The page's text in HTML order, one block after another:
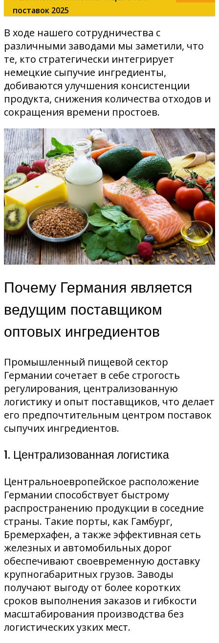
поставок 2025
В ходе нашего сотрудничества с
различными заводами мы заметили, что
те, кто стратегически интегрирует
немецкие сыпучие ингредиенты,
добиваются улучшения консистенции
продукта, снижения количества отходов и
сокращения времени простоев.
Почему Германия является
ведущим поставщиком
оптовых ингредиентов
Промышленный пищевой сектор
Германии сочетает в себе строгость
регулирования, централизованную
логистику и опыт поставщиков, что делает
его предпочтительным центром поставок
сыпучих ингредиентов.
1. Централизованная логистика
Центральноевропейское расположение
Германии способствует быстрому
распространению продукции в соседние
страны. Такие порты, как Гамбург,
Бремерхафен, а также эффективная сеть
железных и автомобильных дорог
обеспечивают своевременную доставку
крупногабаритных грузов. Заводы
получают выгоду от более коротких
сроков выполнения заказов и гибкости
масштабирования производства без
логистических узких мест.